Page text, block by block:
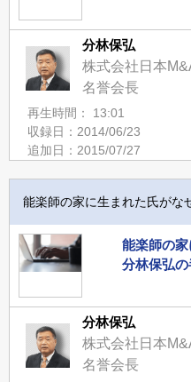
分林保弘
株式会社日本
名誉会長
再生時間： 13:01
収録日：2014/06/23
追加日：2015/07/27
能楽師の家に生まれた氏がな
能楽師の
分林保弘の
分林保弘
株式会社日本
名誉会長